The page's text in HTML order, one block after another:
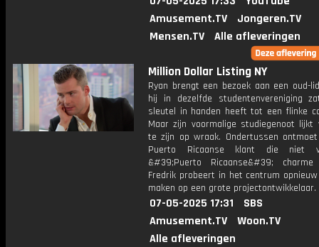
Amusement.TV
Jongeren.TV
Mensen.TV
Alle afleveringen
Million Dollar Listing NY
Ryan brengt een bezoek aan een oud-
hij in dezelfde studentenvereniging
sleutel in handen heeft tot een flinke
Maar zijn voormalige studiegenoot lijkt
te zijn op wraak. Ondertussen
Puerto Ricaanse klant die niet
&#39;Puerto Ricaanse&#39;
Fredrik probeert in het centrum
maken op een grote projectontwikkelaar.
07-05-2025 17:31
SBS
Amusement.TV
Woon.TV
Alle afleveringen